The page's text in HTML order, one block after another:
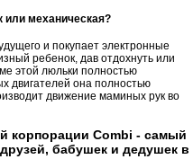
или механическая?
и покупает электронные
ребенок, дав отдохнуть или
этой люльки полностью
двигателей она полностью
движение маминых рук во
корпорации Combi - самый
бабушек и дедушек в